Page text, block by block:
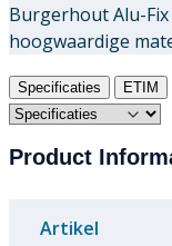
Burgerhout Alu-
hoogwaardige
Specificaties ETIM
Product
Artikel